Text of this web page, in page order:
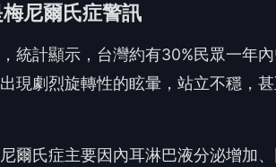
尼爾氏症警訊
統計顯示，台灣約有30%民眾一年
現劇烈旋轉性的眩暈，站立不穩，
爾氏症主要因內耳淋巴液分泌增加